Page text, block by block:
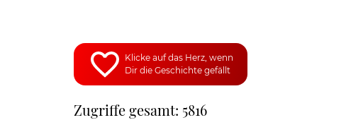
Klicke auf das Herz, wenn
Dir die Geschichte gefällt
Zugriffe gesamt: 5816